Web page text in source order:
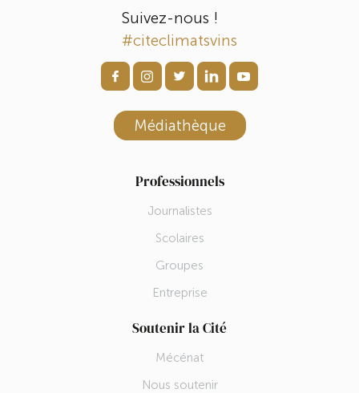
Suivez-nous !
#citeclimatsvins
Médiathèque
Professionnels
Journalistes
Scolaires
Groupes
Entreprise
Soutenir la Cité
Mécénat
Nous soutenir